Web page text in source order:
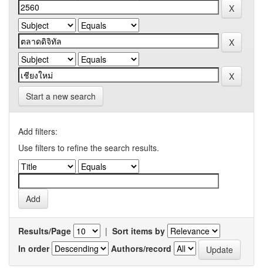
Start a new search
Add filters:
Use filters to refine the search results.
Results/Page | Sort items by
In order
Authors/record